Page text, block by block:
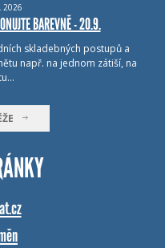
2026
BAREVNĚ - 20.9.
skladebných postupů a
např. na jednom zátiší, na